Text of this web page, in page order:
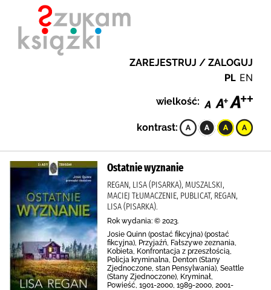
ZAREJESTRUJ / ZALOGUJ
PL EN
wielkość:
kontrast:
Ostatnie wyznanie
REGAN, LISA (PISARKA), MUSZALSKI,
MACIEJ TŁUMACZENIE, PUBLICAT, REGAN,
LISA (PISARKA).
Rok wydania: © 2023.
Josie Quinn (postać fikcyjna) (postać
fikcyjna), Przyjaźń, Fałszywe zeznania,
Kobieta, Konfrontacja z przeszłością,
Policja kryminalna, Denton (Stany
Zjednoczone, stan Pensylwania), Seattle
(Stany Zjednoczone), Kryminał,
Powieść, 1901-2000, 1989-2000, 2001-